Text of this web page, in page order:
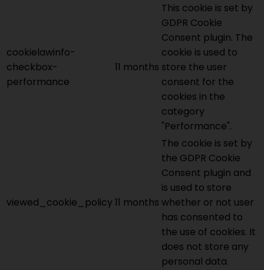
cookielawinfo-
checkbox-
performance
11 months
This cookie is set by
GDPR Cookie
Consent plugin. The
cookie is used to
store the user
consent for the
cookies in the
category
"Performance".
viewed_cookie_policy11 months
The cookie is set by
the GDPR Cookie
Consent plugin and
is used to store
whether or not user
has consented to
the use of cookies. It
does not store any
personal data.